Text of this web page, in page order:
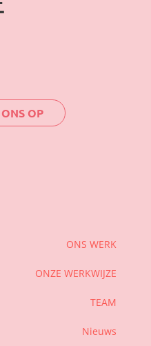
OP
ONS WERK
ONZE WERKWIJZE
TEAM
Nieuws